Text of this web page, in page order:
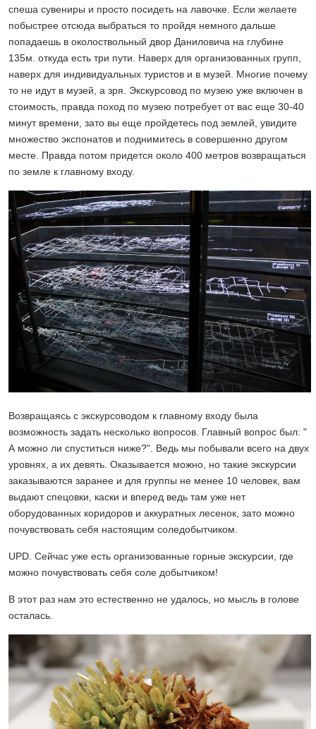
спеша сувениры и просто посидеть на лавочке. Если желаете
побыстрее отсюда выбраться то пройдя немного дальше
попадаешь в околоствольный двор Даниловича на глубине
135м. откуда есть три пути. Наверх для организованных групп,
наверх для индивидуальных туристов и в музей. Многие почему
то не идут в музей, а зря. Экскурсовод по музею уже включен в
стоимость, правда поход по музею потребует от вас еще 30-40
минут времени, зато вы еще пройдетесь под землей, увидите
множество экспонатов и поднимитесь в совершенно другом
месте. Правда потом придется около 400 метров возвращаться
по земле к главному входу.
Возвращаясь с экскурсоводом к главному входу была
возможность задать несколько вопросов. Главный вопрос был: "
А можно ли спуститься ниже?". Ведь мы побывали всего на двух
уровнях, а их девять. Оказывается можно, но такие экскурсии
заказываются заранее и для группы не менее 10 человек, вам
выдают спецовки, каски и вперед ведь там уже нет
оборудованных коридоров и аккуратных лесенок, зато можно
почувствовать себя настоящим соледобытчиком.
UPD. Сейчас уже есть организованные горные экскурсии, где
можно почувствовать себя соле добытчиком!
В этот раз нам это естественно не удалось, но мысль в голове
осталась.